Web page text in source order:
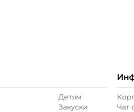
уже около 2000 лет! Но к нам он
блюда на особой большой
настоящий вок на дому не
из Китая, закажи вок в «Гриль №
Все по правилам азиатской
Детям
Закуски
Чат